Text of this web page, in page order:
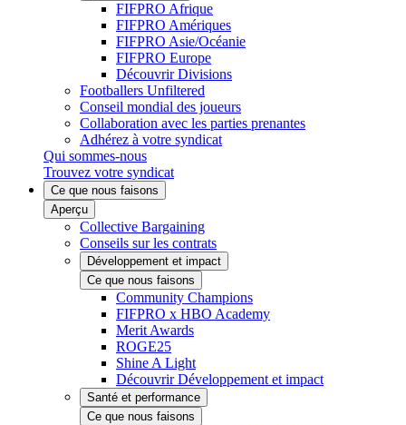
FIFPRO Afrique
FIFPRO Amériques
FIFPRO Asie/Océanie
FIFPRO Europe
Découvrir Divisions
Footballers Unfiltered
Conseil mondial des joueurs
Collaboration avec les parties prenantes
Adhérez à votre syndicat
Qui sommes-nous
Trouvez votre syndicat
Ce que nous faisons
Aperçu
Collective Bargaining
Conseils sur les contrats
Développement et impact
Ce que nous faisons
Community Champions
FIFPRO x HBO Academy
Merit Awards
ROGE25
Shine A Light
Découvrir Développement et impact
Santé et performance
Ce que nous faisons